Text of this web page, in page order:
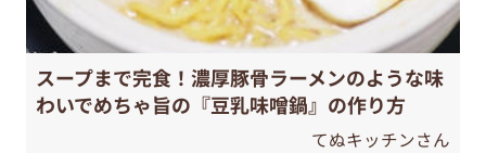
スープまで完食！濃厚豚骨ラーメンのような味
わいでめちゃ旨の『豆乳味噌鍋』の作り方
てぬキッチンさん